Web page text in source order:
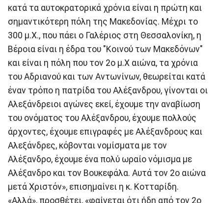
κατά τα αυτοκρατορικά χρόνια είναι η πρώτη και
σημαντικότερη πόλη της Μακεδονίας. Μέχρι το
300 μ.Χ., που πάει ο Γαλέριος στη Θεσσαλονίκη, η
Βέροια είναι η έδρα του "Κοινού των Μακεδόνων"
και είναι η πόλη που τον 2ο μ.Χ αιώνα, τα χρόνια
του Αδριανού και των Αντωνίνων, θεωρείται κατά
έναν τρόπο η πατρίδα του Αλέξανδρου, γίνονται οι
Αλεξάνδρειοι αγώνες εκεί, έχουμε την αναβίωση
του ονόματος του Αλέξανδρου, έχουμε πολλούς
άρχοντες, έχουμε επιγραφές με Αλέξανδρους και
Αλεξάνδρες, κόβονται νομίσματα με τον
Αλέξανδρο, έχουμε ένα πολύ ωραίο νόμισμα με
Αλέξανδρο και τον Βουκεφάλα. Αυτά τον 2ο αιώνα
μετά Χριστόν», επισημαίνει η κ. Κοτταρίδη.
«Αλλά», προσθέτει, «φαίνεται ότι ήδη από τον 2ο